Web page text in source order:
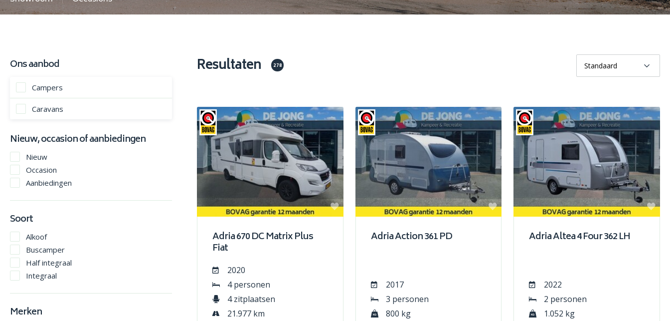
Ons aanbod
Campers
Caravans
Nieuw, occasion of aanbiedingen
Nieuw
Occasion
Aanbiedingen
Soort
Alkoof
Buscamper
Half integraal
Integraal
Merken
Resultaten 278
Adria 670 DC Matrix Plus
Fiat
2020
4 personen
4 zitplaatsen
21.977 km
Adria Action 361 PD
2017
3 personen
800 kg
Adria Altea 4 Four 362 LH
2022
2 personen
1.052 kg